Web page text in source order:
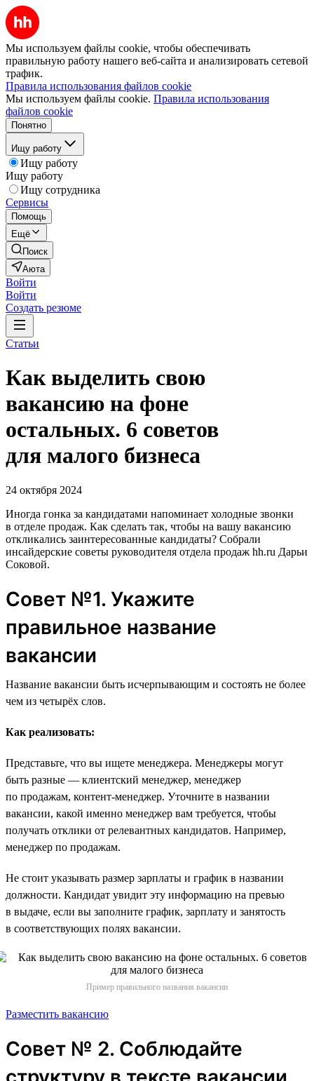
Мы используем файлы cookie, чтобы обеспечивать
правильную работу нашего веб-сайта и анализировать сетевой
трафик.
Правила использования файлов cookie
Мы используем файлы cookie. Правила использования
файлов cookie
Понятно
Ищу работу
Ищу работу
Ищу работу
Ищу сотрудника
Сервисы
Помощь
Ещё
Поиск
Аюта
Войти
Войти
Создать резюме
Статьи
Как выделить свою
вакансию на фоне
остальных. 6 советов
для малого бизнеса
24 октября 2024
Иногда гонка за кандидатами напоминает холодные звонки
в отделе продаж. Как сделать так, чтобы на вашу вакансию
откликались заинтересованные кандидаты? Собрали
инсайдерские советы руководителя отдела продаж hh.ru Дарьи
Соковой.
Совет №1. Укажите
правильное название
вакансии
Название вакансии быть исчерпывающим и состоять не более
чем из четырёх слов.
Как реализовать:
Представьте, что вы ищете менеджера. Менеджеры могут
быть разные — клиентский менеджер, менеджер
по продажам, контент-менеджер. Уточните в названии
вакансии, какой именно менеджер вам требуется, чтобы
получать отклики от релевантных кандидатов. Например,
менеджер по продажам.
Не стоит указывать размер зарплаты и график в названии
должности. Кандидат увидит эту информацию на превью
в выдаче, если вы заполните график, зарплату и занятость
в соответствующих полях вакансии.
Пример правильного названия вакансии
Разместить вакансию
Совет № 2. Соблюдайте